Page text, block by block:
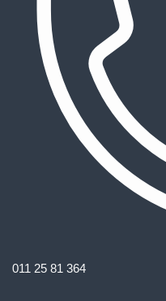
011 25 81 364